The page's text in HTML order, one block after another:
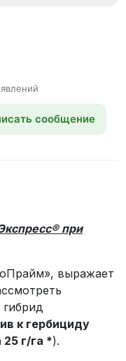
сообщение
при
выражает
к гербициду
г/га *).